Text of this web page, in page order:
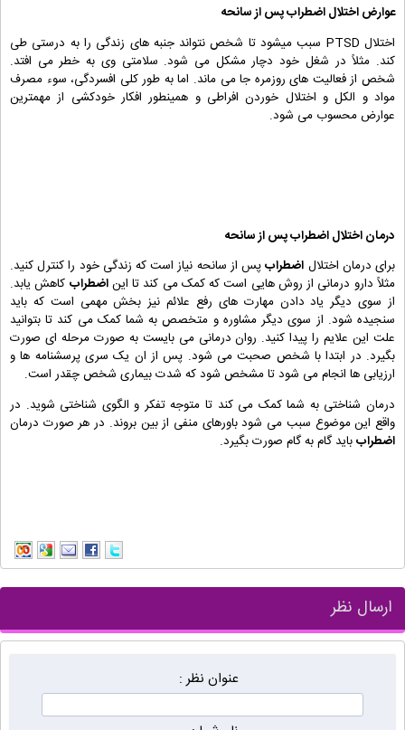
عوارض اختلالاضطرابپس از سانحه
اختلال PTSD سبب میشود تا شخص نتواند جنبه های زندگی را به درستی طی
کند. مثلاً در شغل خود دچار مشکل می شود. سلامتی وی به خطر می افتد.
شخص از فعالیت های روزمره جا می ماند. اما به طور کلی افسردگی، سوء مصرف
مواد و الکل و اختلال خوردن افراطی و همینطور افکار خودکشی از مهمترین
عوارض محسوب می شود.
درمان اختلالاضطرابپس از سانحه
برای درمان اختلال اضطرابپس از سانحه نیاز است که زندگی خود را کنترل کنید.
مثلاً دارو درمانی از روش هایی است که کمک می کند تا ایناضطراب کاهش یابد.
از سوی دیگر یاد دادن مهارت های رفع علائم نیز بخش مهمی است که باید
سنجیده شود. از سوی دیگر مشاوره و متخصص به شما کمک می کند تا بتوانید
علت این علایم را پیدا کنید. روان درمانی می بایست به صورت مرحله ای صورت
بگیرد. در ابتدا با شخص صحبت می شود. پس از ان یک سری پرسشنامه ها و
ارزیابی ها انجام می شود تا مشخص شود که شدت بیماری شخص چقدر است.
درمان شناختی به شما کمک می کند تا متوجه تفکر و الگوی شناختی شوید. در
واقع این موضوع سبب می شود باورهای منفی از بین بروند. در هر صورت درمان
اضطرابباید گام به گام صورت بگیرد.
ارسال نظر
عنوان نظر :